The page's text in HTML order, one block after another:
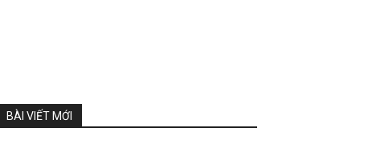
BÀI VIẾT MỚI